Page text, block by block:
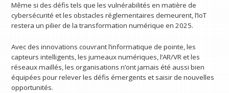
Même si des défis tels que les vulnérabilités en matière de
cybersécurité et les obstacles réglementaires demeurent, l’IoT
restera un pilier de la transformation numérique en 2025.
Avec des innovations couvrant l’informatique de pointe, les
capteurs intelligents, les jumeaux numériques, l’AR/VR et les
réseaux maillés, les organisations n’ont jamais été aussi bien
équipées pour relever les défis émergents et saisir de nouvelles
opportunités.